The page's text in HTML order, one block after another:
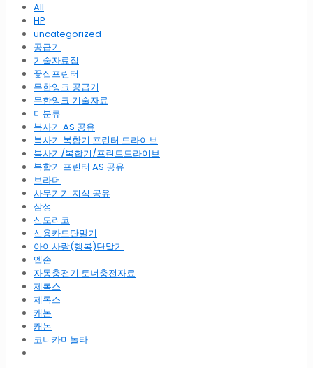
All
HP
uncategorized
공급기
기술자료집
꽃집프린터
무한잉크 공급기
무한잉크 기술자료
미분류
복사기 AS 공유
복사기 복합기 프린터 드라이브
복사기/복합기/프린트드라이브
복합기 프린터 AS 공유
브라더
사무기기 지식 공유
삼성
신도리코
신용카드단말기
아이사랑(행복)단말기
엡손
자동충전기 토너충전자료
제록스
제록스
캐논
캐논
코니카미놀타